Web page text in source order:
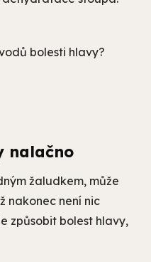
bolesti hlavy?
nalačno
žaludkem, může
nakonec není nic
způsobit bolest hlavy,